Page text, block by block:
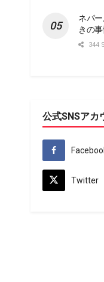
ネパ
きの
344
公式SNSアカ
Twitter